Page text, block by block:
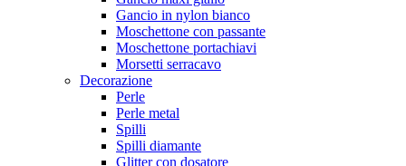
Gancio in nylon bianco
Moschettone con passante
Moschettone portachiavi
Morsetti serracavo
Decorazione
Perle
Perle metal
Spilli
Spilli diamante
Glitter con dosatore